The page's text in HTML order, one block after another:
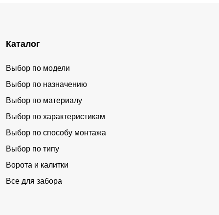
Каталог
Выбор по модели
Выбор по назначению
Выбор по материалу
Выбор по характеристикам
Выбор по способу монтажа
Выбор по типу
Ворота и калитки
Все для забора